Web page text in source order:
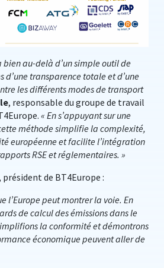
bien au-delà d’un simple outil de
d’une transparence totale et d’une
les différents modes de transport
, responsable du groupe de travail
« En s’appuyant sur une
méthode simplifie la complexité,
européenne et facilite l’intégration
RSE et réglementaires. »
président de BT4Europe :
l’Europe peut montrer la voie. En
de calcul des émissions dans le
la conformité et démontrons
économique peuvent aller de